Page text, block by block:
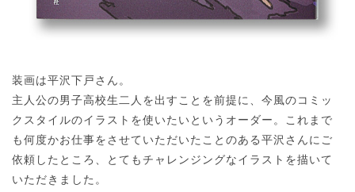
装画は平沢下戸さん。
主人公の男子高校生二人を出すことを前提に、今風のコミッ
クスタイルのイラストを使いたいというオーダー。これまで
も何度かお仕事をさせていただいたことのある平沢さんにご
依頼したところ、とてもチャレンジングなイラストを描いて
いただきました。